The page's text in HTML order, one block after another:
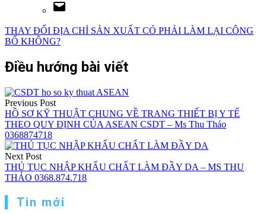
THAY ĐỔI ĐỊA CHỈ SẢN XUẤT CÓ PHẢI LÀM LẠI CÔNG
BỐ KHÔNG?
Điều hướng bài viết
Previous Post
HỒ SƠ KỸ THUẬT CHUNG VỀ TRANG THIẾT BỊ Y TẾ
THEO QUY ĐỊNH CỦA ASEAN CSDT – Ms Thu Thảo
0368874718
Next Post
THỦ TỤC NHẬP KHẨU CHẤT LÀM ĐẦY DA – MS THU
THẢO 0368.874.718
Tin mới